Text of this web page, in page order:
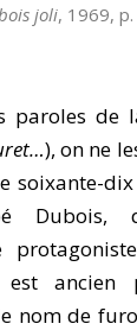
joli, 1969,
paroles de
), on ne
soixante-
ancien
nom de